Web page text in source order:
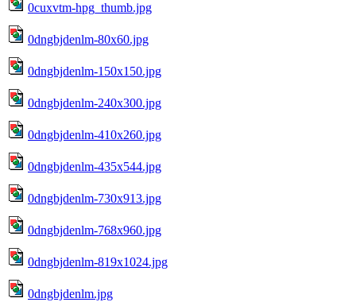
0cuxvtm-hpg_thumb.jpg
0dngbjdenlm-80x60.jpg
0dngbjdenlm-150x150.jpg
0dngbjdenlm-240x300.jpg
0dngbjdenlm-410x260.jpg
0dngbjdenlm-435x544.jpg
0dngbjdenlm-730x913.jpg
0dngbjdenlm-768x960.jpg
0dngbjdenlm-819x1024.jpg
0dngbjdenlm.jpg